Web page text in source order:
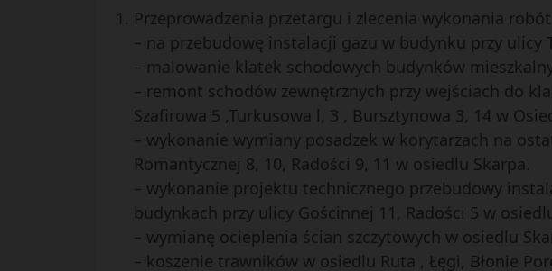
Przeprowadzenia przetargu i zlecenia wykonania robót
– na przebudowę instalacji gazu w budynku przy
– malowanie klatek schodowych budynków
– remont schodów zewnętrznych przy wejściach do
Szafirowa 5 ,Turkusowa l, 3 , Bursztynowa 3, 14 w
– wykonanie wymiany posadzek w korytarzach na
Romantycznej 8, 10, Radości 9, 11 w osiedlu Skarpa.
– wykonanie projektu technicznego przebudowy
budynkach przy ulicy Gościnnej 11, Radości 5 w
– wymianę ocieplenia ścian szczytowych w osiedlu
– koszenie trawników w osiedlu Ruta , Łęgi, Błonie